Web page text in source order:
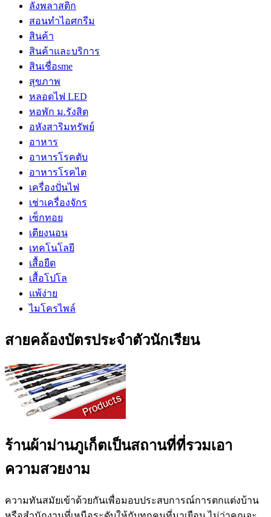
ลังพลาสติก
สอนทำไอศกรีม
สินค้า
สินค้าและบริการ
สินเชื่อsme
สุขภาพ
หลอดไฟ LED
หอพัก ม.รังสิต
อหังสาริมทรัพย์
อาหาร
อาหารโรคตับ
อาหารโรคไต
เครื่องปั่นไฟ
เช่าเครื่องจักร
เซ็กทอย
เตียงนอน
เทคโนโลยี
เสื้อยืด
เสื้อโปโล
แพ้ง่าย
ไมโครไพล์
สายคล้องบัตรประจำตัวนักเรียน
ร้านผ้าม่านภูเก็ตเป็นสถานที่ที่รวมเอา
ความสวยงาม
ความทันสมัยเข้าด้วยกันเพื่อมอบประสบการณ์การตกแต่งบ้าน